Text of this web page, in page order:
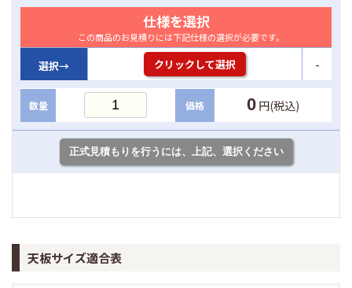
仕様を選択
この商品のお見積りには下記仕様の選択が必要です。
選択→ クリックして選択 -
数量 価格 0 円(税込)
天板サイズ適合表